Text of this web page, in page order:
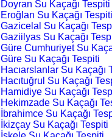
Doyran Su Kaçağı Tespiti
Eroğlan Su Kaçağı Tespiti
Gazicelal Su Kaçağı
Gaziilyas Su Kaçağı
Güre Cumhuriyet Su
Güre Su Kaçağı Tespiti
Hacıarslanlar Su Kaçağı
Hacıtuğrul Su Kaçağı
Hamidiye Su Kaçağı
Hekimzade Su Kaçağı
İbrahimce Su Kaçağı
İkizçay Su Kaçağı Tespiti